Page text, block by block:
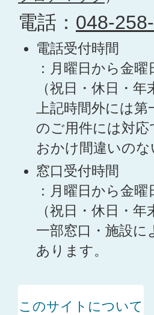
電話： 048-
電話受付時間
：月曜日から金
（祝日・休日・年
上記時間外には
のご用件には対応
おかけ間違いの
窓口受付時間
：月曜日から金
（祝日・休日・年
一部窓口・施設
あります。
このサイトについて